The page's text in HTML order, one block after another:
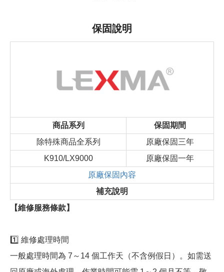
保固說明
商品系列
保固期間
除特殊商品全系列
原廠保固三年
K910/LX9000
原廠保固一年
原廠保固內容
補充說明
【維修服務條款】
1️⃣ 維修處理時間
一般處理時間為 7～14 個工作天（不含例假日）。如需送